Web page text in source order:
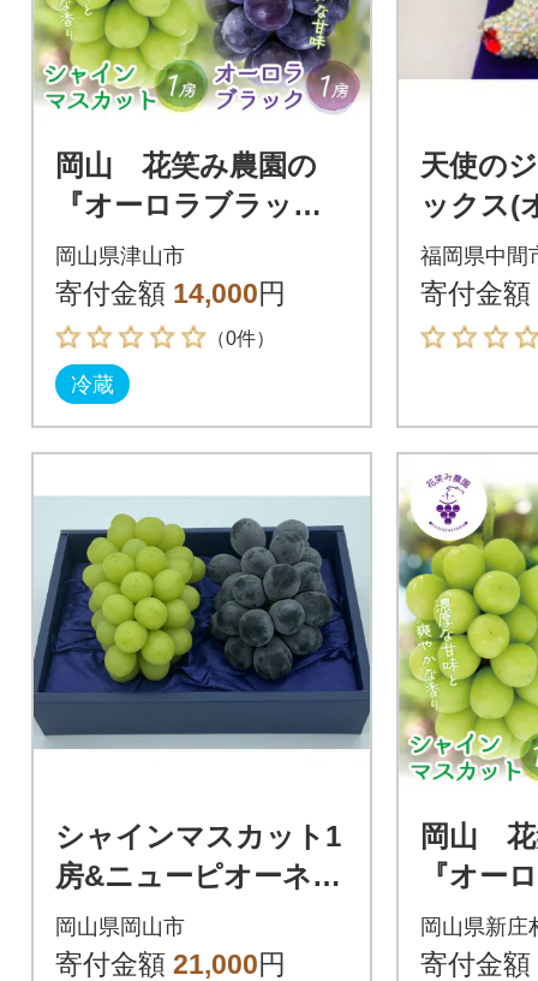
岡山 花笑み農園の
『オーロラブラック&
シャインマスカッ
ト』1kg(2房)AS
岡山県津山市
寄付金額 14,000円
（0件）
冷蔵
天使の
ックス(
イト)
福岡県中間
寄付金額
シャインマスカット1
房&ニューピオーネ又
はオーロラブラック1
房(1房500g前後)
岡山県岡山市
寄付金額 21,000円
岡山 花
『オー
シャイ
ト』1kg
岡山県新庄
寄付金額